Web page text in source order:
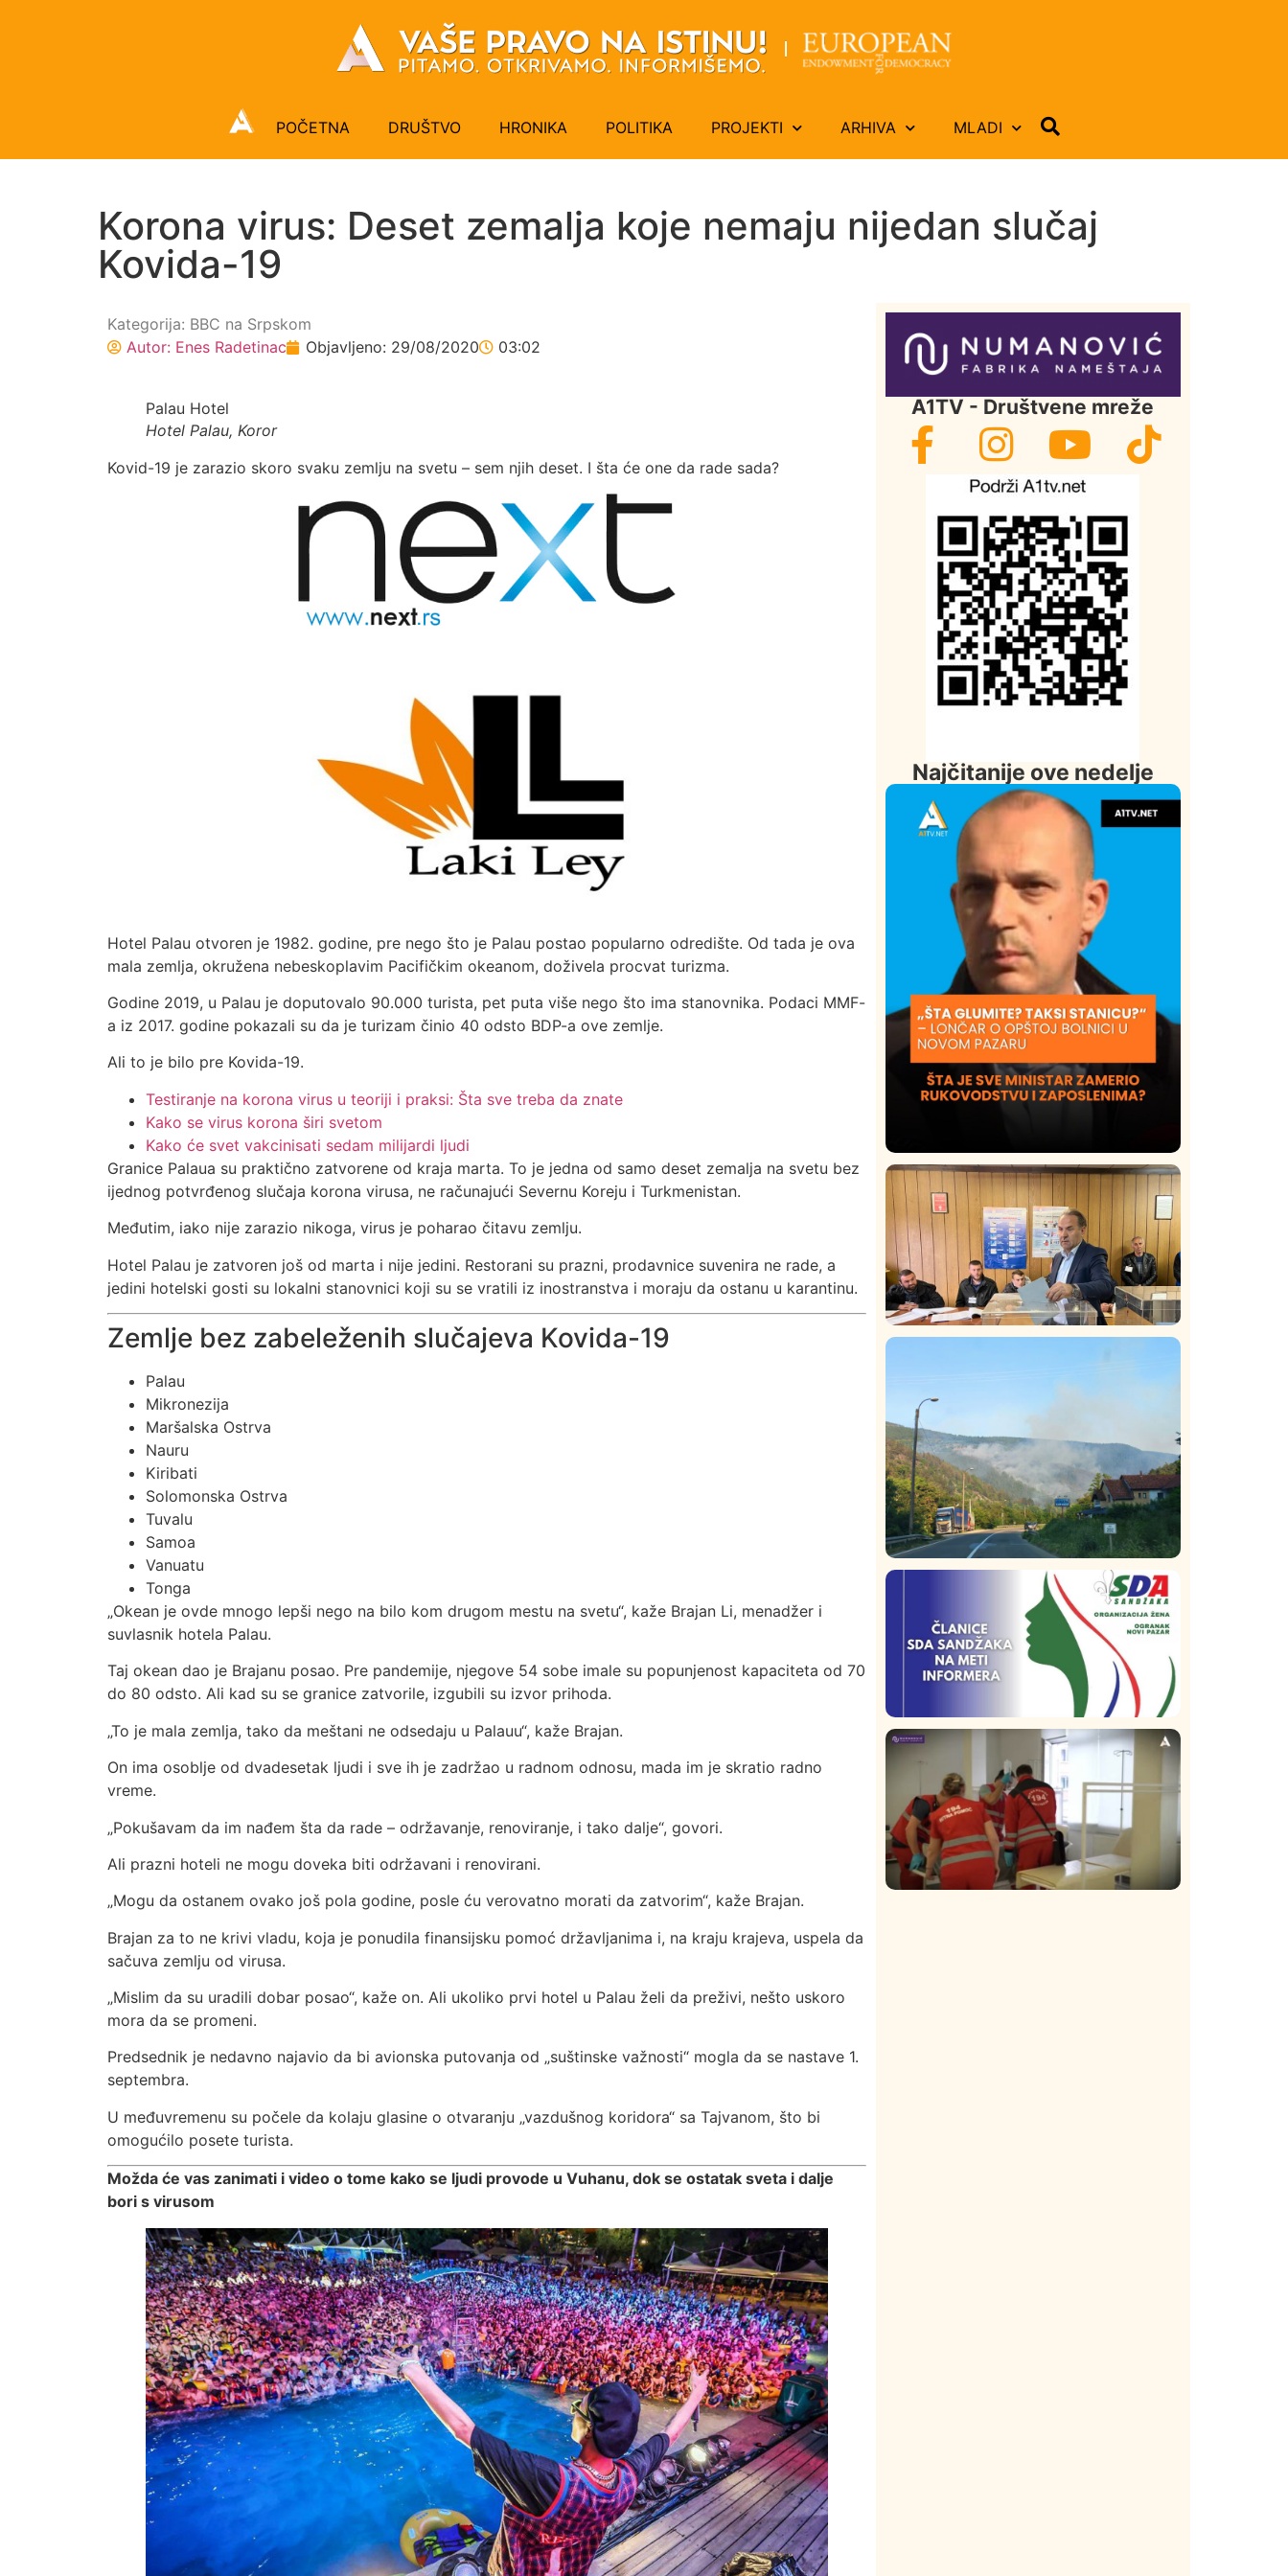
POČETNA DRUŠTVO HRONIKA POLITIKA PROJEKTI ARHIVA MLADI
Korona virus: Deset zemalja koje nemaju nijedan slučaj
Kovida-19
Kategorija: BBC na Srpskom
Autor: Enes Radetinac Objavljeno: 29/08/2020 03:02
Palau Hotel
Hotel Palau, Koror
Kovid-19 je zarazio skoro svaku zemlju na svetu – sem njih deset. I šta će one da rade sada?
Hotel Palau otvoren je 1982. godine, pre nego što je Palau postao popularno odredište. Od tada je ova
mala zemlja, okružena nebeskoplavim Pacifičkim okeanom, doživela procvat turizma.
Godine 2019, u Palau je doputovalo 90.000 turista, pet puta više nego što ima stanovnika. Podaci MMF-
a iz 2017. godine pokazali su da je turizam činio 40 odsto BDP-a ove zemlje.
Ali to je bilo pre Kovida-19.
Testiranje na korona virus u teoriji i praksi: Šta sve treba da znate
Kako se virus korona širi svetom
Kako će svet vakcinisati sedam milijardi ljudi
Granice Palaua su praktično zatvorene od kraja marta. To je jedna od samo deset zemalja na svetu bez
ijednog potvrđenog slučaja korona virusa, ne računajući Severnu Koreju i Turkmenistan.
Međutim, iako nije zarazio nikoga, virus je poharao čitavu zemlju.
Hotel Palau je zatvoren još od marta i nije jedini. Restorani su prazni, prodavnice suvenira ne rade, a
jedini hotelski gosti su lokalni stanovnici koji su se vratili iz inostranstva i moraju da ostanu u karantinu.
Zemlje bez zabeleženih slučajeva Kovida-19
Palau
Mikronezija
Maršalska Ostrva
Nauru
Kiribati
Solomonska Ostrva
Tuvalu
Samoa
Vanuatu
Tonga
„Okean je ovde mnogo lepši nego na bilo kom drugom mestu na svetu“, kaže Brajan Li, menadžer i
suvlasnik hotela Palau.
Taj okean dao je Brajanu posao. Pre pandemije, njegove 54 sobe imale su popunjenost kapaciteta od 70
do 80 odsto. Ali kad su se granice zatvorile, izgubili su izvor prihoda.
„To je mala zemlja, tako da meštani ne odsedaju u Palauu“, kaže Brajan.
On ima osoblje od dvadesetak ljudi i sve ih je zadržao u radnom odnosu, mada im je skratio radno
vreme.
„Pokušavam da im nađem šta da rade – održavanje, renoviranje, i tako dalje“, govori.
Ali prazni hoteli ne mogu doveka biti održavani i renovirani.
„Mogu da ostanem ovako još pola godine, posle ću verovatno morati da zatvorim“, kaže Brajan.
Brajan za to ne krivi vladu, koja je ponudila finansijsku pomoć državljanima i, na kraju krajeva, uspela da
sačuva zemlju od virusa.
„Mislim da su uradili dobar posao“, kaže on. Ali ukoliko prvi hotel u Palau želi da preživi, nešto uskoro
mora da se promeni.
Predsednik je nedavno najavio da bi avionska putovanja od „suštinske važnosti“ mogla da se nastave 1.
septembra.
U međuvremenu su počele da kolaju glasine o otvaranju „vazdušnog koridora“ sa Tajvanom, što bi
omogućilo posete turista.
Možda će vas zanimati i video o tome kako se ljudi provode u Vuhanu, dok se ostatak sveta i dalje
bori s virusom
A1TV - Društvene mreže
Najčitanije ove nedelje
Društvo Istaknuto 420
Lončar o Opštoj bolnici u Novom
Pazaru: „Šta glumite? Taksi stanicu?“
predsednika SDPS
Požar od Magliča do Ušća, brda u
plamenu – vatrogasci na terenu
Istaknuto
Organizacija žena SDA Sandžaka osudila
tekst Informera o Anisi Fetahović i Adeli
Melajac